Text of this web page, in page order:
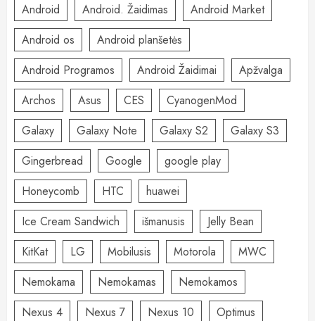
Android Android. Žaidimas
Android Market
Android os
Android planšetės
Android Programos
Android Žaidimai
Apžvalga
Archos
Asus CES
CyanogenMod
Galaxy
Galaxy Note Galaxy S2
Galaxy S3
Gingerbread
Google
google play
Honeycomb
HTC
huawei
Ice Cream Sandwich
išmanusis
Jelly Bean
KitKat
LG Mobilusis Motorola
MWC
Nemokama
Nemokamas
Nemokamos
Nexus 4
Nexus 7 Nexus 10
Optimus